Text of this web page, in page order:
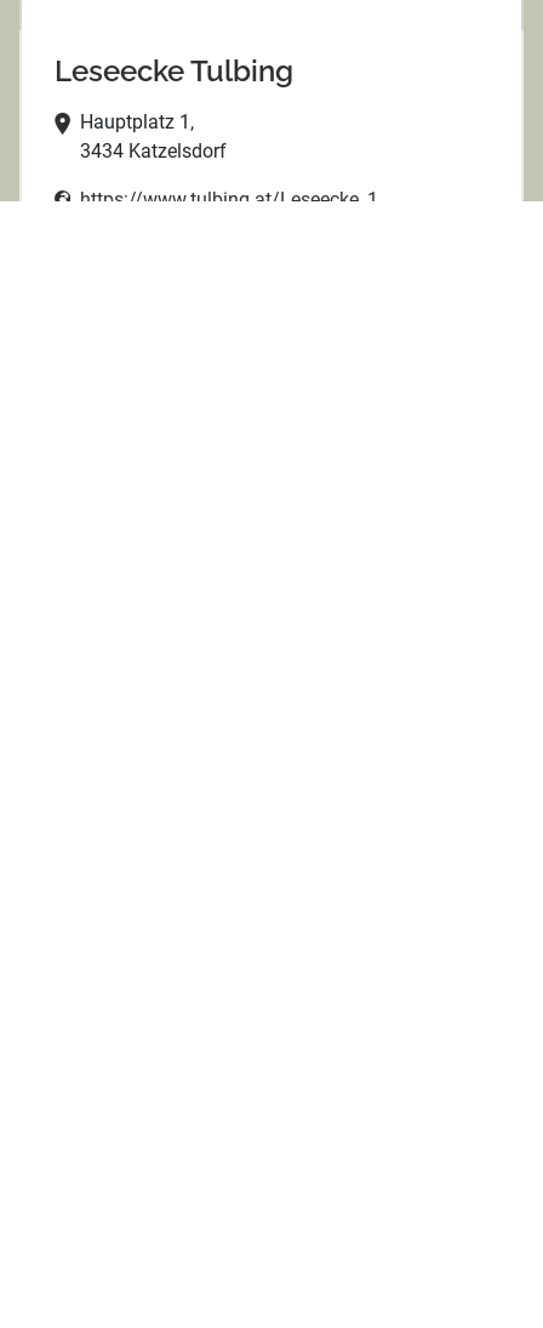
Leseecke Tulbing
Hauptplatz 1,
3434 Katzelsdorf
https://www.tulbing.at/Leseecke_1